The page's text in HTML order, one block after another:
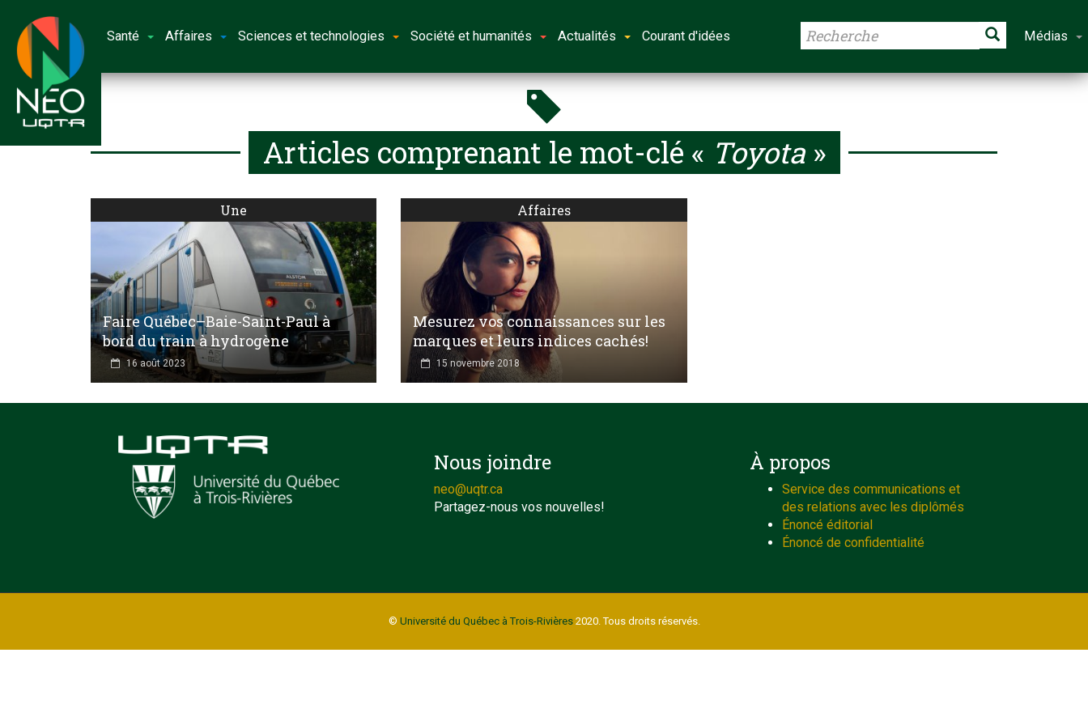
Santé Affaires Sciences et technologies Société et humanités Actualités Courant d'idées Médias
Articles comprenant le mot-clé « Toyota »
Une
Faire Québec–Baie-Saint-Paul à
bord du train à hydrogène
16 août 2023
Affaires
Mesurez vos connaissances sur les
marques et leurs indices cachés!
15 novembre 2018
Nous joindre
neo@uqtr.ca
Partagez-nous vos nouvelles!
À propos
Service des communications et
des relations avec les diplômés
Énoncé éditorial
Énoncé de confidentialité
© Université du Québec à Trois-Rivières2020. Tous droits réservés.